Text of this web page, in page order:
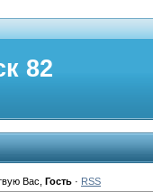
82
Вас Гость· RSS